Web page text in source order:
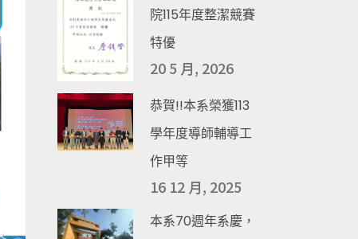
院115年度整潔競賽
特優
20 5 月, 2026
恭賀!!本系榮獲113
學年度導師輔導工
作甲等
16 12 月, 2025
本系70週年系慶，